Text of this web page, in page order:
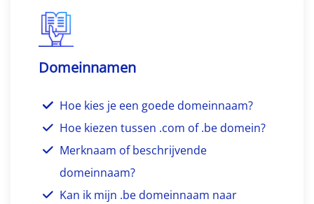
Domeinnamen
Hoe kies je een goede domeinnaam?
Hoe kiezen tussen .com of .be domein?
Merknaam of beschrijvende
domeinnaam?
Kan ik mijn .be domeinnaam naar